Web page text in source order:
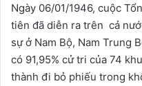
Ngày 06/01/1946, cuộc
tiên đã diễn ra trên cả
sự ở Nam Bộ, Nam Trung
có 91,95% cử tri của 74
thành đi bỏ phiếu trong